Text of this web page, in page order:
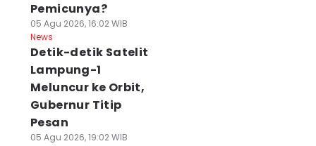
Pemicunya?
05 Agu 2026, 16:02 WIB
News
Detik-detik Satelit
Lampung-1
Meluncur ke Orbit,
Gubernur Titip
Pesan
05 Agu 2026, 19:02 WIB